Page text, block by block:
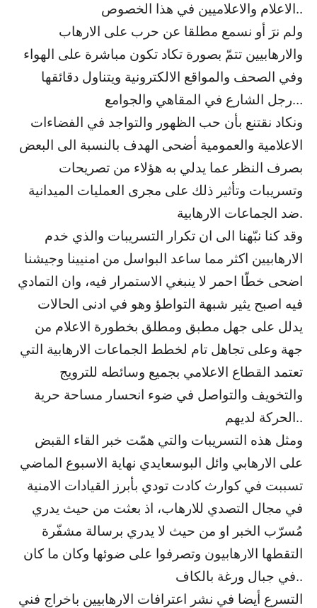
الاعلام والاعلاميين في هذا الخصوص..
ولم نرَ أو نسمع مطلقا عن حرب على الارهاب
والارهابيين تتمّ بصورة تكاد تكون مباشرة على الهواء
وفي الصحف والمواقع الالكترونية ويتناول دقائقها
رجل الشارع في المقاهي والجوامع…
ونكاد نقتنع بأن حب الظهور والتواجد في الفضاءات
الاعلامية والعمومية أضحى الهدف بالنسبة الى البعض
بصرف النظر عما يدلي به هؤلاء من تصريحات
وتسريبات وتأثير ذلك على مجرى العمليات الميدانية
ضد الجماعات الارهابية.
وقد كنا نبّهنا الى ان تكرار التسريبات والذي خدم
الارهابيين اكثر مما ساعد البواسل من امنيينا وجيشنا
اضحى خطّا احمر لا ينبغي الاستمرار فيه، وان التمادي
فيه اصبح يثير شبهة التواطؤ وهو في ادنى الحالات
يدلل على جهل مطبق ومطلق بخطورة الاعلام من
جهة وعلى تجاهل تام لخطط الجماعات الارهابية التي
تعتمد القطاع الاعلامي بجميع وسائطه للترويج
والتخويف والتواصل في ضوء انحسار مساحة حرية
الحركة لديهم..
ومثل هذه التسريبات والتي همّت خبر القاء القبض
على الارهابي وائل البوسعايدي نهاية الاسبوع الماضي
تسببت في كوارث كادت تودي بأبرز القيادات الامنية
في مجال التصدي للارهاب، اذ بعثت من حيث يدري
مُسرّب الخبر او من حيث لا يدري برسالة مشفّرة
التقطها الارهابيون وتصرفوا على ضوئها وكان ما كان
في جبال ورغة بالكاف..
التسرع أيضا في نشر اعترافات الارهابيين باخراج فني